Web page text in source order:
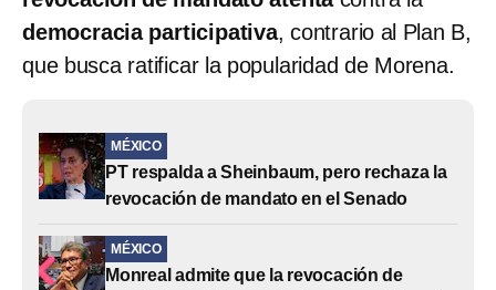
democracia participativa, contrario al Plan B,
que busca ratificar la popularidad de Morena.
MÉXICO
PT respalda a Sheinbaum, pero rechaza la
revocación de mandato en el Senado
MÉXICO
Monreal admite que la revocación de